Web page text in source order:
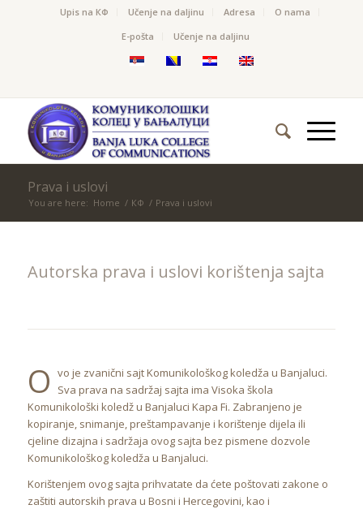
Upis na КФ Učenje na daljinu Adresa
O nama
Е-pošta
Učenje na daljinu
Prava i uslovi
You are here: Home / КФ / Prava i uslovi
Autorska prava i uslovi korištenja sajta
O vo je zvanični sajt Komunikološkog koledža u Banjaluci.
Sva prava na sadržaj sajta ima Visoka škola
Komunikološki koledž u Banjaluci Kapa Fi. Zabranjeno je
kopiranje, snimanje, preštampavanje i korištenje dijela ili
cjeline dizajna i sadržaja ovog sajta bez pismene dozvole
Komunikološkog koledža u Banjaluci.
Korištenjem ovog sajta prihvatate da ćete poštovati zakone o
zaštiti autorskih prava u Bosni i Hercegovini, kao i